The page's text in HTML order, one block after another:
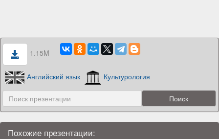
1.15M
Английский язык Культурология
Похожие презентации: